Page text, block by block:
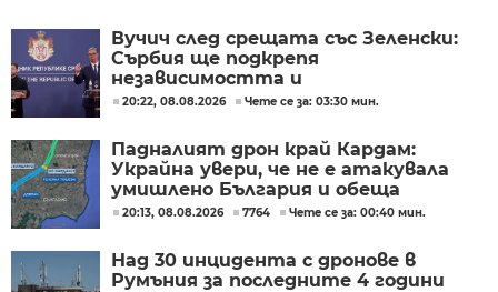
Вучич след срещата със Зеленски:
Сърбия ще подкрепя
независимостта и
териториалната цялост на
20:22, 08.08.2026 Чете се за: 03:30 мин.
Падналият дрон край Кардам:
Украйна увери, че не е атакувала
умишлено България и обеща
разследване
20:13, 08.08.2026 7764 Чете се за: 00:40 мин.
Над 30 инцидента с дронове в
Румъния за последните 4 години